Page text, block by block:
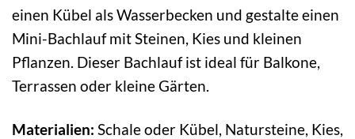
einen Kübel als Wasserbecken und gestalte einen
Mini-Bachlauf mit Steinen, Kies und kleinen
Pflanzen. Dieser Bachlauf ist ideal für Balkone,
Terrassen oder kleine Gärten.
Materialien: Schale oder Kübel, Natursteine, Kies,